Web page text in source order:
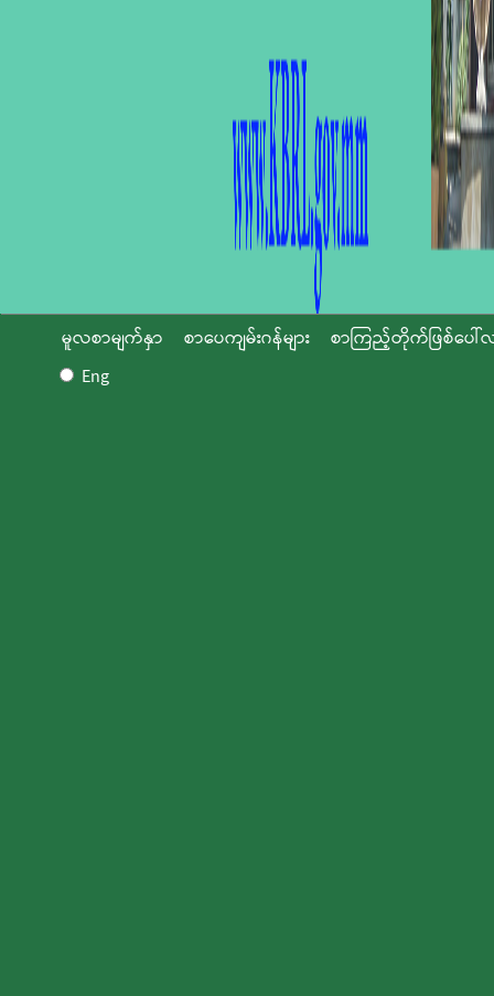
မူလစာမျက်နှာ စာပေကျမ်းဂန်များ
စာကြည့်တိုက်ဖြစ်ပေါ်
Eng